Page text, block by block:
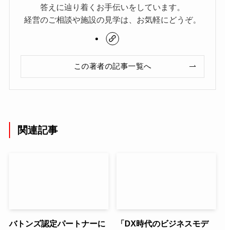
答えに辿り着くお手伝いをしています。
経営のご相談や施設の見学は、お気軽にどうぞ。
この著者の記事一覧へ
関連記事
バトンズ認定パートナーに
「DX時代のビジネスモデ